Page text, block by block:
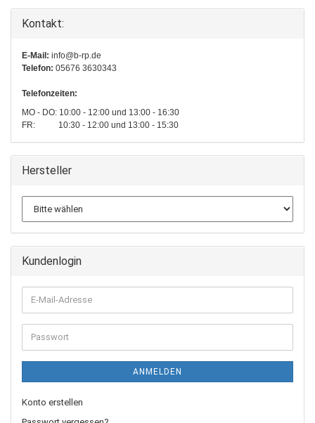
Kontakt:
E-Mail: info@b-rp.de
Telefon: 05676 3630343
Telefonzeiten:
MO - DO: 10:00 - 12:00 und 13:00 - 16:30
FR: 10:30 - 12:00 und 13:00 - 15:30
Hersteller
Kundenlogin
E-
Mail-
Adresse
Passwort
ANMELDEN
Konto erstellen